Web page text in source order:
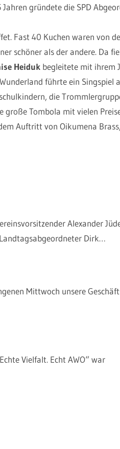
gründete die SPD
Fast 40 Kuchen waren von
schöner als der andere. Da
Heidukbegleitete mit ihrem
führte ein Singspiel
die
große Tombola mit vielen
Auftritt von Oikumena
Alexander
Dirk…
Mittwoch unsere
Vielfalt. Echt AWO“ war